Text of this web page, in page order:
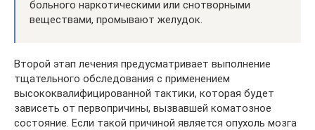
больного наркотическими или снотворными
веществами, промывают желудок.
Второй этап лечения предусматривает выполнение
тщательного обследования с применением
высококвалифицированной тактики, которая будет
зависеть от первопричины, вызвавшей коматозное
состояние. Если такой причиной является опухоль мозга